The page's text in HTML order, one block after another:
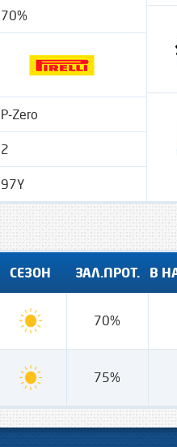
70%
P-Zero
2
97Y
СЕЗОН ЗАЛ.ПРОТ. В
70%
75%